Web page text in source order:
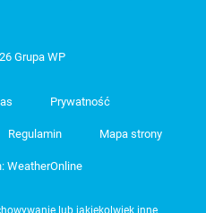
Grupa WP
Prywatność
Regulamin Mapa strony
WeatherOnline
lub jakiekolwiek inne